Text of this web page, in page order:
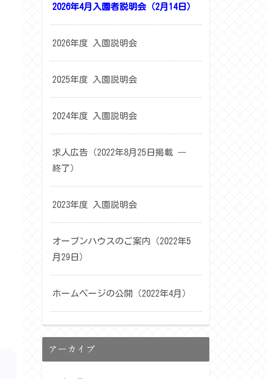
2026年4月入園者説明会（2月14日）
2026年度 入園説明会
2025年度 入園説明会
2024年度 入園説明会
求人広告（2022年8月25日掲載 ―
終了）
2023年度 入園説明会
オープンハウスのご案内（2022年5
月29日）
ホームページの公開（2022年4月）
アーカイブ